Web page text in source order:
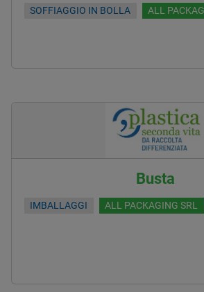
SOFFIAGGIO IN BOLLA
ALL
Busta
IMBALLAGGI ALL PACKAGING SRL